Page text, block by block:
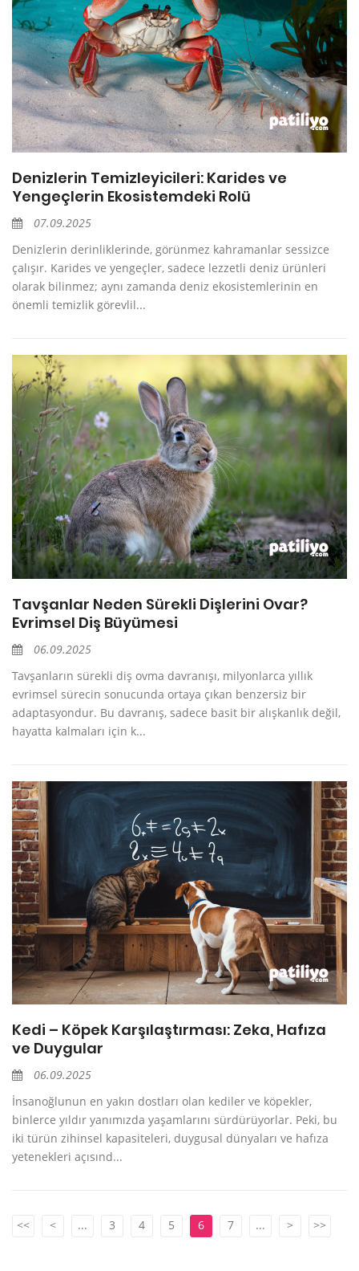
Denizlerin Temizleyicileri: Karides ve
Yengeçlerin Ekosistemdeki Rolü
07.09.2025
Denizlerin derinliklerinde, görünmez kahramanlar sessizce
çalışır. Karides ve yengeçler, sadece lezzetli deniz ürünleri
olarak bilinmez; aynı zamanda deniz ekosistemlerinin en
önemli temizlik görevlil...
Tavşanlar Neden Sürekli Dişlerini Ovar?
Evrimsel Diş Büyümesi
06.09.2025
Tavşanların sürekli diş ovma davranışı, milyonlarca yıllık
evrimsel sürecin sonucunda ortaya çıkan benzersiz bir
adaptasyondur. Bu davranış, sadece basit bir alışkanlık değil,
hayatta kalmaları için k...
Kedi – Köpek Karşılaştırması: Zeka, Hafıza
ve Duygular
06.09.2025
İnsanoğlunun en yakın dostları olan kediler ve köpekler,
binlerce yıldır yanımızda yaşamlarını sürdürüyorlar. Peki, bu
iki türün zihinsel kapasiteleri, duygusal dünyaları ve hafıza
yetenekleri açısınd...
<< < ... 3 4 5 6 7 ... > >>